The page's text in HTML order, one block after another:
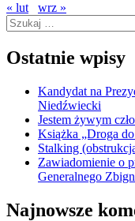
« lut
wrz »
Szukaj:
Ostatnie wpisy
Kandydat na
Niedźwiecki
Jestem żywym
Książka „Droga
Stalking
Zawiadomienie o
Generalnego
Najnowsze